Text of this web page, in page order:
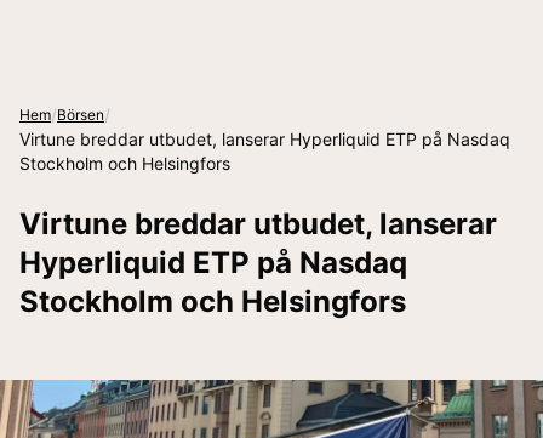
Hem/Börsen/
Virtune breddar utbudet, lanserar Hyperliquid ETP på Nasdaq
Stockholm och Helsingfors
Virtune breddar utbudet, lanserar
Hyperliquid ETP på Nasdaq
Stockholm och Helsingfors